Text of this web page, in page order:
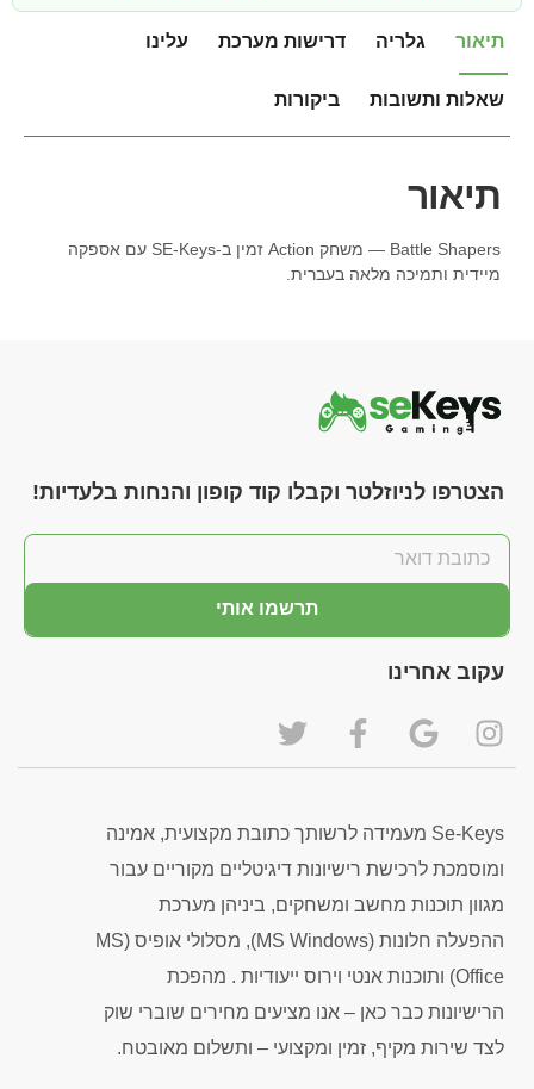
תיאור גלריה דרישות מערכת עלינו
שאלות ותשובות ביקורות
תיאור
Battle Shapers — משחק Action זמין ב-SE-Keys עם אספקה
מיידית ותמיכה מלאה בעברית.
הצטרפו לניוזלטר וקבלו קוד קופון והנחות בלעדיות!
תרשמו אותי
עקוב אחרינו
Se-Keys מעמידה לרשותך כתובת מקצועית, אמינה
ומוסמכת לרכישת רישיונות דיגיטליים מקוריים עבור
מגוון תוכנות מחשב ומשחקים, ביניהן מערכת
ההפעלה חלונות (MS Windows), מסלולי אופיס (MS
Office) ותוכנות אנטי וירוס ייעודיות . מהפכת
הרישיונות כבר כאן – אנו מציעים מחירים שוברי שוק
לצד שירות מקיף, זמין ומקצועי – ותשלום מאובטח.